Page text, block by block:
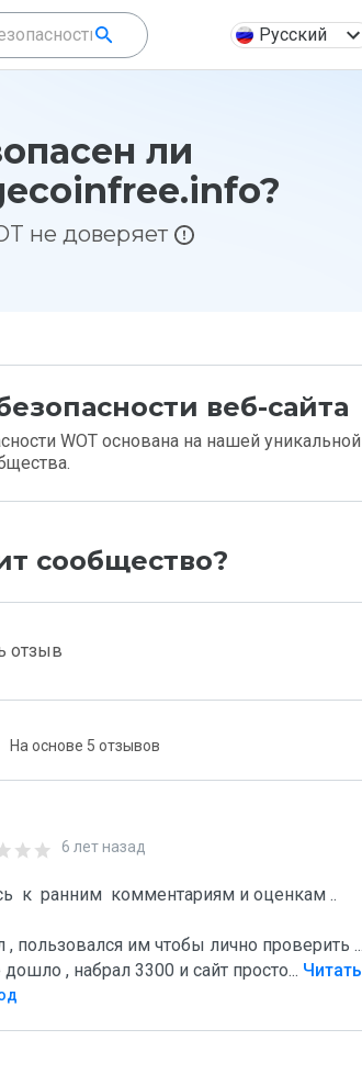
Русский
ли
не доверяет
веб-сайта
WOT основана на нашей
сообщество?
отзыв
На основе 5 отзывов
6 лет назад
к  ранним  комментариям и оценкам ..
, пользовался им чтобы лично
, набрал 3300 и сайт просто...